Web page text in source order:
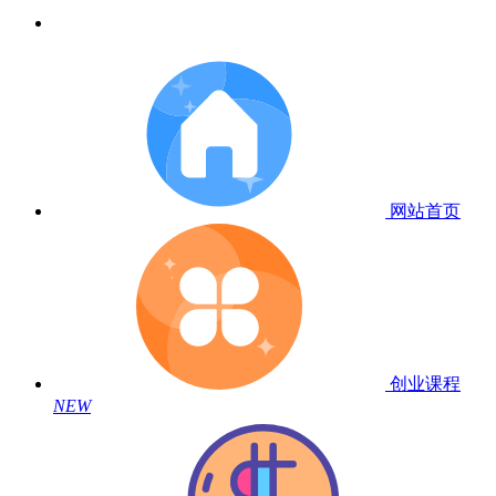
网站首页
创业课程
NEW